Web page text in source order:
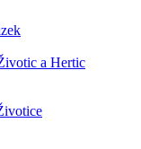
a Hertic